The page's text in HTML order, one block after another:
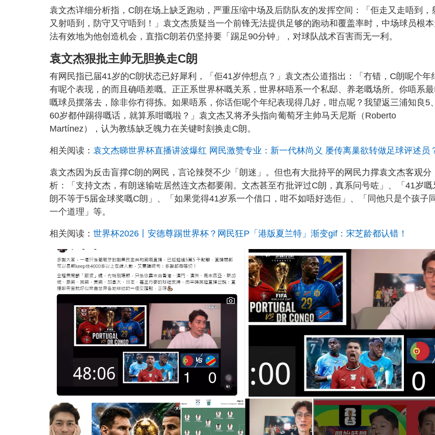
袁文杰详细分析指，C朗在场上缺乏跑动，严重压缩中场及后防队友的发挥空间：「佢走又走唔到，
又射唔到，防守又守唔到！」袁文杰质疑当一个前锋无法提供足够的跑动和覆盖率时，中场球员根
法有效地为他创造机会，直指C朗若仍坚持要「踢足90分钟」，对球队战术百害而无一利。
袁文杰狠批主帅无胆换走C朗
有网民指已届41岁的C朗状态已好犀利，「佢41岁仲想点？」袁文杰公道指出：「冇错，C朗呢个年
有呢个表现，的而且确唔差嘅。正正系世界杯嘅关系，世界杯唔系一个私邸、养老嘅场所。你唔系
嘅球员摆落去，除非你冇得拣。如果唔系，你话佢呢个年纪表现得几好，咁点呢？我望返三浦知良5、
60岁都仲踢得嘅话，就算系咁嘅啦？」袁文杰又将矛头指向葡萄牙主帅马天尼斯（Roberto
Martínez），认为教练缺乏魄力在关键时刻换走C朗。
相关阅读： 袁文杰睇世界杯直播讲波爆红 网民激赞专业：新一代林尚义 屡传离巢欲转做足球评述员
袁文杰因为反击盲撑C朗的网民，言论辣㷫不少「朗迷」。但也有大批持平的网民力撑袁文杰客观分
析：「支持文杰，有朗迷输咗居然连文杰都要闹。文杰甚至冇批评过C朗，真系问号咗」、「41岁嘅
朗不等于5届金球奖嘅C朗」、「如果觉得41岁系一个借口，咁不如唔好选佢」、「同他只是个孩子
一个道理」等。
相关阅读： 世界杯2026丨安德尊踢世界杯？网民狂P「港版夏兰特」渐变gif：宋芝龄都认错！